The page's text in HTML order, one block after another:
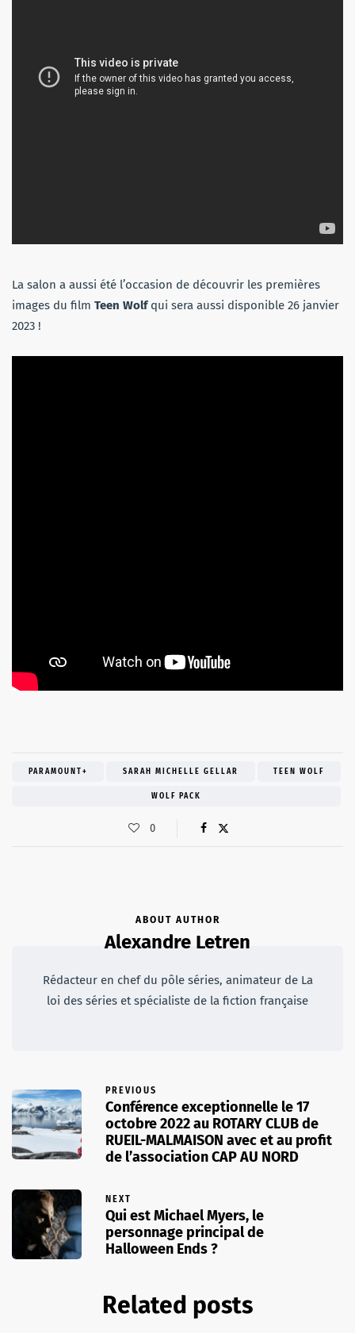
La salon a aussi été l’occasion de découvrir les premières
images du film Teen Wolfqui sera aussi disponible 26 janvier
2023 !
PARAMOUNT+ SARAH MICHELLE GELLAR TEEN WOLF
WOLF PACK
0
ABOUT AUTHOR
Alexandre Letren
Rédacteur en chef du pôle séries, animateur de La
loi des séries et spécialiste de la fiction française
PREVIOUS
Conférence exceptionnelle le 17
octobre 2022 au ROTARY CLUB de
RUEIL-MALMAISON avec et au profit
de l’association CAP AU NORD
NEXT
Qui est Michael Myers, le
personnage principal de
Halloween Ends ?
Related posts